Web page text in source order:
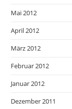
Mai 2012
April 2012
März 2012
Februar 2012
Januar 2012
Dezember 2011